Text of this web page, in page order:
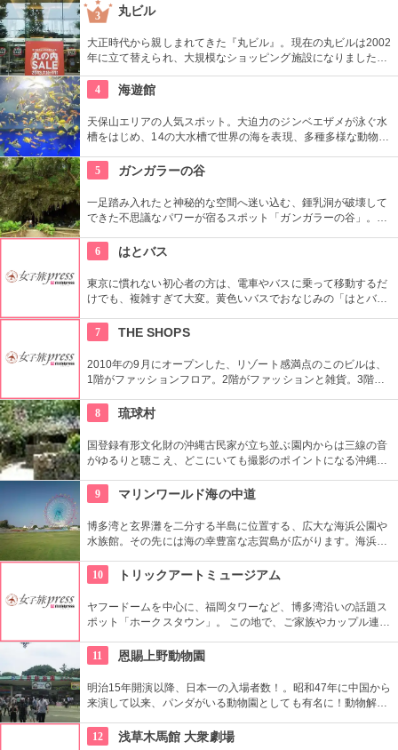
す。オリジナルグッズを販売するミュージアムショップや食事
もできるカフェなども併設されています。
3 丸ビル
大正時代から親しまれてきた『丸ビル』。現在の丸ビルは2002
年に立て替えられ、大規模なショッピング施設になりました。
向かい側の新丸ビルとともに、世界の一流ファッションからレ
ストランまで、丸の内の名にふさわしい逸品がそろっていま
4 海遊館
天保山エリアの人気スポット。大迫力のジンベエザメが泳ぐ水
槽をはじめ、14の大水槽で世界の海を表現、多種多様な動物を
ーな館内で生き物の寝顔などを見られます。
5 ガンガラーの谷
一足踏み入れたと神秘的な空間へ迷い込む、鍾乳洞が破壊して
できた不思議なパワーが宿るスポット「ガンガラーの谷」。旧
発見されたこともあり、森の精が宿るような不思議空間を時空
を越え味わえます。
6 はとバス
東京に慣れない初心者の方は、電車やバスに乗って移動するだ
けでも、複雑すぎて大変。黄色いバスでおなじみの「はとバ
る面白いツアーを楽しむこともできます。
7 THE SHOPS
2010年の9月にオープンした、リゾート感満点のこのビルは、
1階がファッションフロア。2階がファッションと雑貨。3階が
ルメフロアと女性にとても嬉しい複合ビル。綺麗になれて、オ
シャレができて、お腹も満たせる嬉しいテナントばかりのオス
スメのビルです。
8 琉球村
国登録有形文化財の沖縄古民家が立ち並ぶ園内からは三線の音
がゆるりと聴こえ、どこにいても撮影のポイントになる沖縄ら
り、どれを体験したら良いか迷ってしまう程！沖縄を丸ごと感
じるならぜひココへ。
9 マリンワールド海の中道
博多湾と玄界灘を二分する半島に位置する、広大な海浜公園や
水族館。その先には海の幸豊富な志賀島が広がります。海浜公
百選」に選ばれるほど。また、子供達にも人気な水族館には大
パノラマ水槽やイルカショーなど、海の仲間達と楽しめる要素
満載！
10 トリックアートミュージアム
ヤフードームを中心に、福岡タワーなど、博多湾沿いの話題ス
ポット「ホークスタウン」。 この地で、ご家族やカップル連れ
アート・ミュージアム」。 1枚の平面のユーモアあふれる絵の
前に立つと、あたかも違った空間に誘ってくれる不思議な美術
館。 カメラ、ビデオ、カメラ付き携帯などでの撮影はオール
OK。作品の前での記念撮影はお忘れなく。
11 恩賜上野動物園
明治15年開演以降、日本一の入場者数！。昭和47年に中国から
来演して以来、パンダがいる動物園としても有名に！動物解説
12
浅草木馬館 大衆劇場